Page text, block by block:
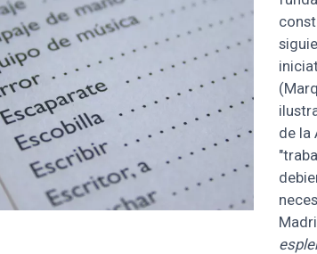
de la